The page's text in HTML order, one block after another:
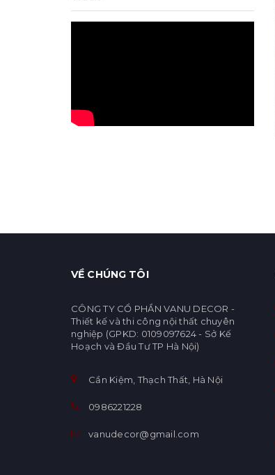
VỀ CHÚNG TÔI
CÔNG TY CỔ PHẦN VANU DECOR -
Thiết kế và thi công nội thất chuyên
nghiệp (GPKD: 0109097624 - Sở Kế
Hoạch và Đầu Tư TP Hà Nội)
Cần Kiệm, Thạch Thất, Hà Nội
0986221228
vanudecor@gmail.com